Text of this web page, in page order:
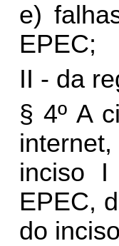
e)
EPEC;
II - da
§ 4º A
inciso I
EPEC,
do